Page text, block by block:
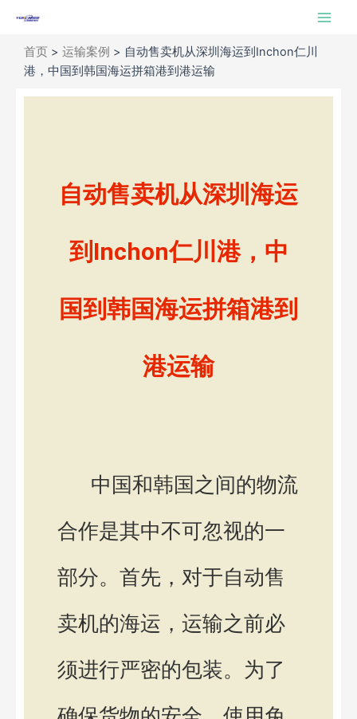
Main
首页 > 运输案例 > 自动售卖机从深圳海运到Inchon仁川
港，中国到韩国海运拼箱港到港运输
自动售卖机从深圳海运
到Inchon仁川港，中
国到韩国海运拼箱港到
港运输
中国和韩国之间的物流
合作是其中不可忽视的一
部分。首先，对于自动售
卖机的海运，运输之前必
须进行严密的包装。为了